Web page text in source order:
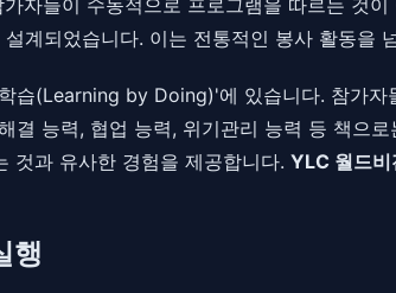
계되었습니다. 이는 전통적인 봉사 활동을
습(Learning by Doing)'에 있습니다. 참가
결 능력, 협업 능력, 위기관리 능력 등 책으
것과 유사한 경험을 제공합니다. YLC 월드비
행